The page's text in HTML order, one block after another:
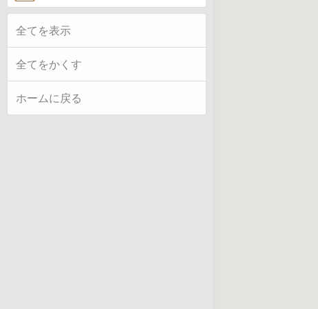
全てを表示
全てをかくす
ホームに戻る